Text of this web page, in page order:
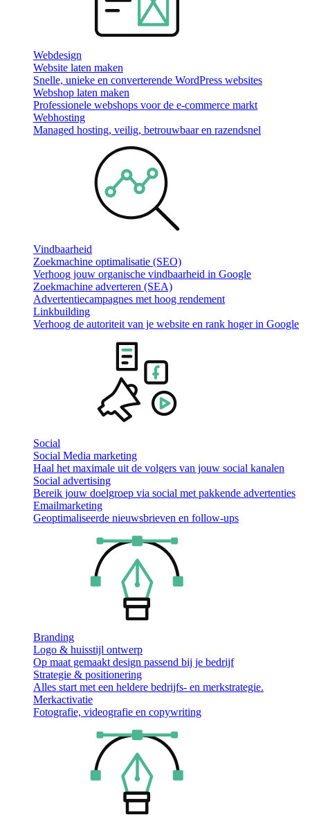
Webdesign
Website laten maken
Snelle, unieke en converterende WordPress websites
Webshop laten maken
Professionele webshops voor de e-commerce markt
Webhosting
Managed hosting, veilig, betrouwbaar en razendsnel
Vindbaarheid
Zoekmachine optimalisatie (SEO)
Verhoog jouw organische vindbaarheid in Google
Zoekmachine adverteren (SEA)
Advertentiecampagnes met hoog rendement
Linkbuilding
Verhoog de autoriteit van je website en rank hoger in Google
Social
Social Media marketing
Haal het maximale uit de volgers van jouw social kanalen
Social advertising
Bereik jouw doelgroep via social met pakkende advertenties
Emailmarketing
Geoptimaliseerde nieuwsbrieven en follow-ups
Branding
Logo & huisstijl ontwerp
Op maat gemaakt design passend bij je bedrijf
Strategie & positionering
Alles start met een heldere bedrijfs- en merkstrategie.
Merkactivatie
Fotografie, videografie en copywriting